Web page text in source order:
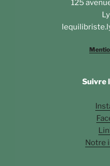
125
Suivre
Notre